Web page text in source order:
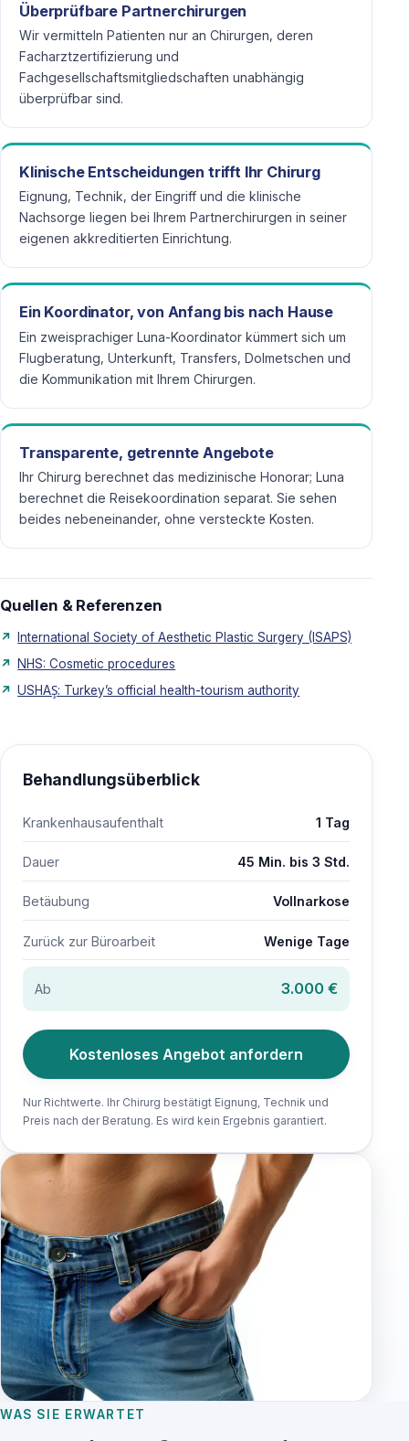
Überprüfbare Partnerchirurgen
Wir vermitteln Patienten nur an Chirurgen, deren
Facharztzertifizierung und
Fachgesellschaftsmitgliedschaften unabhängig
überprüfbar sind.
Klinische Entscheidungen trifft Ihr Chirurg
Eignung, Technik, der Eingriff und die klinische
Nachsorge liegen bei Ihrem Partnerchirurgen in seiner
eigenen akkreditierten Einrichtung.
Ein Koordinator, von Anfang bis nach Hause
Ein zweisprachiger Luna-Koordinator kümmert sich um
Flugberatung, Unterkunft, Transfers, Dolmetschen und
die Kommunikation mit Ihrem Chirurgen.
Transparente, getrennte Angebote
Ihr Chirurg berechnet das medizinische Honorar; Luna
berechnet die Reisekoordination separat. Sie sehen
beides nebeneinander, ohne versteckte Kosten.
Quellen & Referenzen
International Society of Aesthetic Plastic Surgery (ISAPS)
NHS: Cosmetic procedures
USHAŞ: Turkey’s official health-tourism authority
Behandlungsüberblick
Krankenhausaufenthalt 1 Tag
Dauer 45 Min. bis 3 Std.
Betäubung Vollnarkose
Zurück zur Büroarbeit Wenige Tage
Ab 3.000 €
Kostenloses Angebot anfordern
Nur Richtwerte. Ihr Chirurg bestätigt Eignung, Technik und
Preis nach der Beratung. Es wird kein Ergebnis garantiert.
WAS SIE ERWARTET